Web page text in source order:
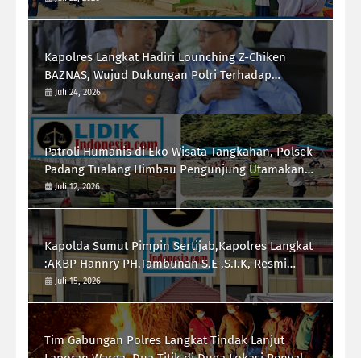
Kapolres Langkat Hadiri Lounching Z-Chiken
BAZNAS, Wujud Dukungan Polri Terhadap
Pemberdayaan Ekonomi Masyarakat
Juli 24, 2026
Patroli Humanis di Eko Wisata Tangkahan, Polsek
Padang Tualang Himbau Pengunjung Utamakan
Keselamatan
Juli 12, 2026
Kapolda Sumut Pimpin Sertijab,Kapolres Langkat
:AKBP Hannry PH.Tambunan S.E ,S.I.K, Resmi
Menjabat
Juli 15, 2026
Tim Gabungan Polres Langkat Tindak Lanjut